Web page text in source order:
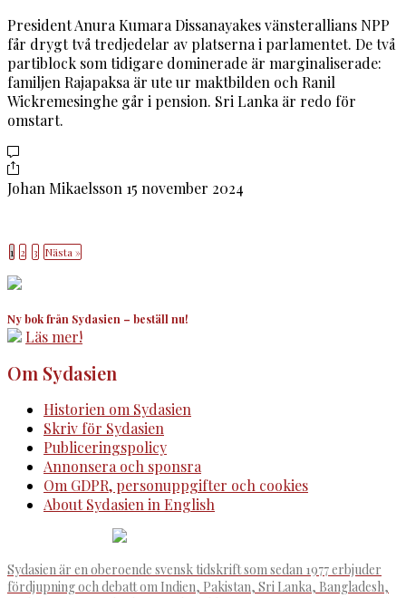
President Anura Kumara Dissanayakes vänsterallians NPP
får drygt två tredjedelar av platserna i parlamentet. De två
partiblock som tidigare dominerade är marginaliserade:
familjen Rajapaksa är ute ur maktbilden och Ranil
Wickremesinghe går i pension. Sri Lanka är redo för
omstart.
Johan Mikaelsson 15 november 2024
1 2 3 Nästa »
Ny bok från Sydasien – beställ nu!
Läs mer!
Om Sydasien
Historien om Sydasien
Skriv för Sydasien
Publiceringspolicy
Annonsera och sponsra
Om GDPR, personuppgifter och cookies
About Sydasien in English
Sydasien är en oberoende svensk tidskrift som sedan 1977 erbjuder
fördjupning och debatt om Indien, Pakistan, Sri Lanka, Bangladesh,